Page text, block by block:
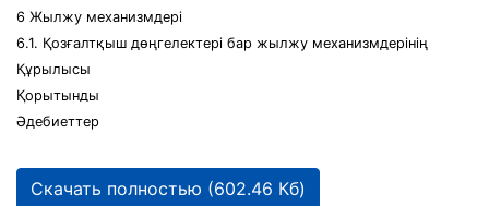
6 Жылжу механизмдері
6.1. Қозғалтқыш дөңгелектері бар жылжу механизмдерінің
Құрылысы
Қорытынды
Әдебиеттер
Скачать полностью (602.46 Кб)